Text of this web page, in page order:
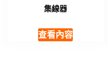
集線器
查看內容